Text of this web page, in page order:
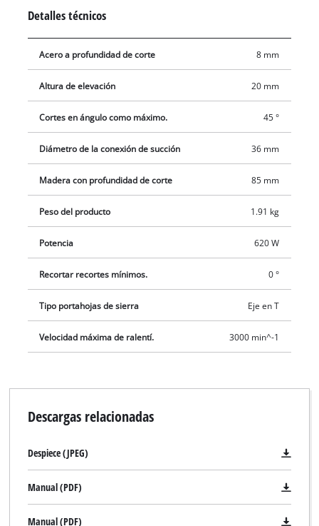
¡Necesitamos su consentimiento para
Detalles técnicos
Acero a profundidad de corte 8 mm
Altura de elevación 20 mm
Cortes en ángulo como máximo. 45 °
Diámetro de la conexión de succión 36 mm
Madera con profundidad de corte 85 mm
Peso del producto 1.91 kg
Potencia 620 W
Recortar recortes mínimos. 0 °
Tipo portahojas de sierra Eje en T
Velocidad máxima de ralentí. 3000 min^-1
Descargas relacionadas
Despiece (JPEG)
Manual (PDF)
Manual (PDF)